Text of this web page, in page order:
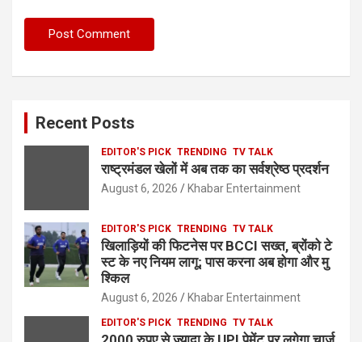
Recent Posts
EDITOR'S PICK TRENDING TV TALK
राष्ट्रमंडल खेलों में अब तक का सर्वश्रेष्ठ प्रदर्शन
August 6, 2026 Khabar Entertainment
EDITOR'S PICK TRENDING TV TALK
खिलाड़ियों की फिटनेस पर BCCI सख्त, ब्रोंको टे
स्ट के नए नियम लागू; पास करना अब होगा और मु
श्किल
August 6, 2026 Khabar Entertainment
EDITOR'S PICK TRENDING TV TALK